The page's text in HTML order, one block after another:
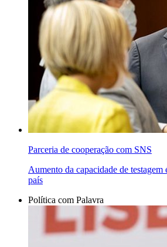
Parceria de cooperação com SNS
Aumento da capacidade de
país
Política com Palavra